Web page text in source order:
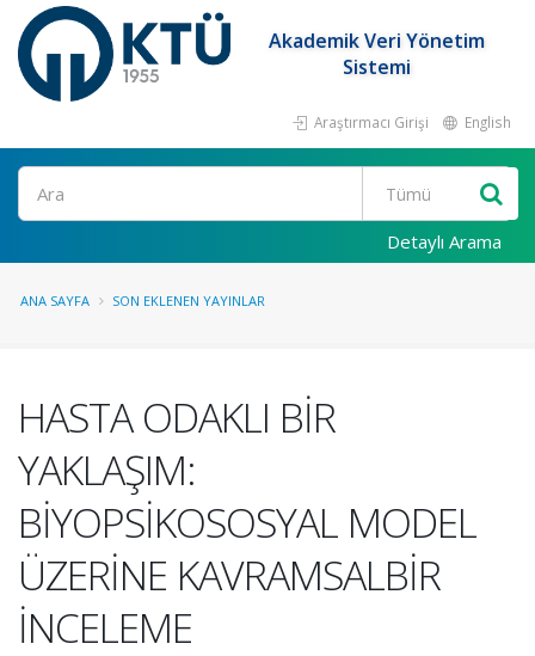
Akademik Veri Yönetim
Sistemi
Araştırmacı Girişi English
Ara
Detaylı Arama
ANA SAYFA SON EKLENEN YAYINLAR
HASTA ODAKLI BİR
YAKLAŞIM:
BİYOPSİKOSOSYAL MODEL
ÜZERİNE KAVRAMSALBİR
İNCELEME